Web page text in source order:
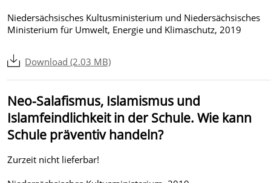
Niedersächsisches Kultusministerium und Niedersächsisches
Ministerium für Umwelt, Energie und Klimaschutz, 2019
Download (2.03 MB)
Neo-Salafismus, Islamismus und
Islamfeindlichkeit in der Schule. Wie kann
Schule präventiv handeln?
Zurzeit nicht lieferbar!